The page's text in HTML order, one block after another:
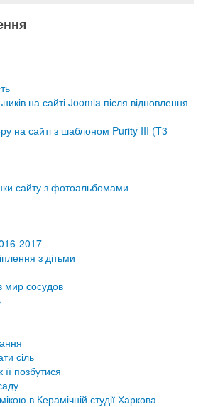
на сайті Joomla після відновлення
на сайті з шаблоном Purity III (T3
сайту з фотоальбомами
2017
з дітьми
мир сосудов
сіль
позбутися
в Керамічній студії Харкова